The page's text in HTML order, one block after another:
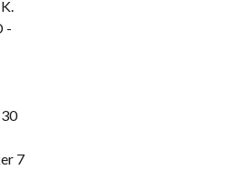
-
7